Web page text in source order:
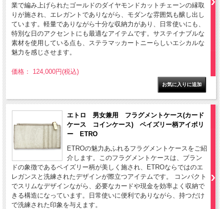
業で編み上げられたゴールドのダイヤモンドカットチェーンの縁取
りが施され、エレガントでありながら、モダンな雰囲気も醸し出し
ています。軽量でありながら十分な収納力があり、日常使いにも、
特別な日のアクセントにも最適なアイテムです。サステイナブルな
素材を使用している点も、ステラマッカートニーらしいエシカルな
魅力を感じさせます。
価格： 124,000円(税込)
エトロ 男女兼用 フラグメントケース(カード
ケース コインケース) ペイズリー柄アイボリ
ー ETRO
ETROの魅力あふれるフラグメントケースをご紹
介します。このフラグメントケースは、ブラン
ドの象徴であるペイズリー柄が美しく施され、ETROならではのエ
レガンスと洗練されたデザインが際立つアイテムです。 コンパクト
でスリムなデザインながら、必要なカードや現金を効率よく収納で
きる構造になっています。日常使いに便利でありながら、持つだけ
で洗練された印象を与えます。